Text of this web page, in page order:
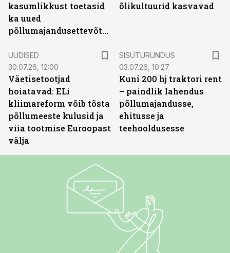
kasumlikkust toetasid
ka uued
põllumajandusettevõtted
õlikultuurid kasvavad
UUDISED
30.07.26, 12:00
Väetisetootjad
hoiatavad: ELi
kliimareform võib tõsta
põllumeeste kulusid ja
viia tootmise Euroopast
välja
SISUTURUNDUS
03.07.26, 10:27
Kuni 200 hj traktori rent
– paindlik lahendus
põllumajandusse,
ehitusse ja
teehooldusesse